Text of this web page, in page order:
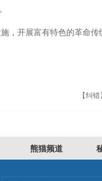
，开展富有特色的革命传
【纠错
熊猫频道